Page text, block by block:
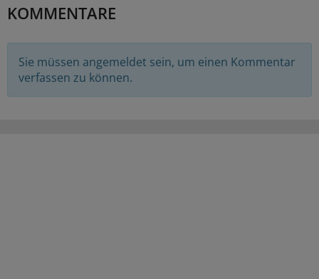
KOMMENTARE
Sie müssen angemeldet sein, um einen Kommentar
verfassen zu können.